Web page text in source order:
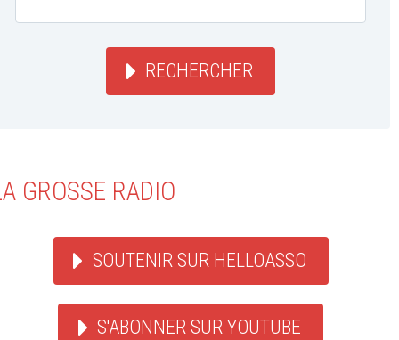
RECHERCHER
GROSSE RADIO
SOUTENIR SUR HELLOASSO
S'ABONNER SUR YOUTUBE